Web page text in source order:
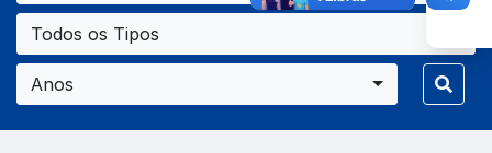
Todos os Tipos
Anos